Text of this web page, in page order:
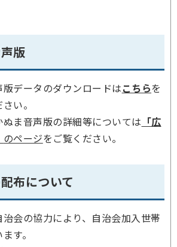
版
データのダウンロードはこちらを
い。
ま音声版の詳細等については 「広
のページをご覧ください。
布について
会の協力により、自治会加入世帯
す。